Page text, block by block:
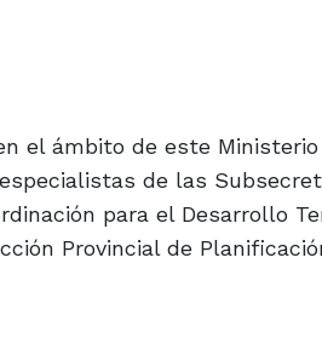
el ámbito de este
de las
para el Desarrollo
Provincial de